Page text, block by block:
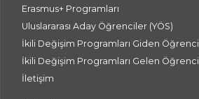
Erasmus+ Programları
Uluslararası Aday Öğrenciler (YÖS)
İkili Değişim Programları Giden Öğrenci
İkili Değişim Programları Gelen Öğrenci
İletişim